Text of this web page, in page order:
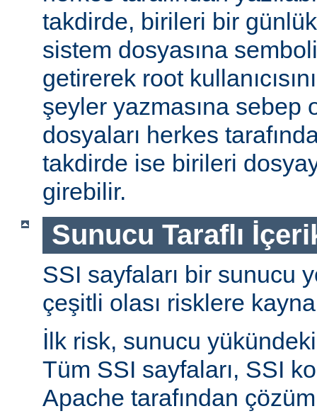
takdirde, birileri bir günlük
sistem dosyasına
getirerek root
şeyler yazmasına sebep
dosyaları herkes
takdirde ise birileri
girebilir.
Sunucu Taraflı
SSI sayfaları bir sunucu
çeşitli olası risklere
İlk risk, sunucu yükündeki
Tüm SSI sayfaları, SSI
Apache tarafından